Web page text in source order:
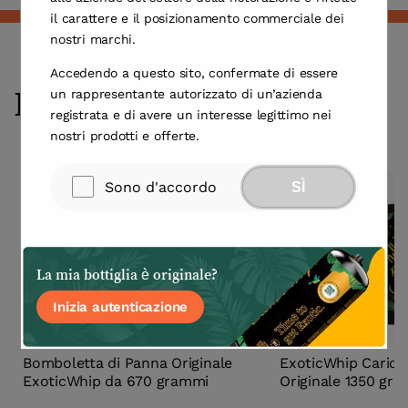
Prodotti correlati
Bomboletta di Panna Originale
ExoticWhip da 670 grammi
ExoticWhip
Originale 1350
il carattere e il posizionamento commerciale dei
nostri marchi.
Accedendo a questo sito, confermate di essere
un rappresentante autorizzato di un’azienda
registrata e di avere un interesse legittimo nei
nostri prodotti e offerte.
Sono d'accordo SÌ
La mia bottiglia è originale?
Inizia autenticazione